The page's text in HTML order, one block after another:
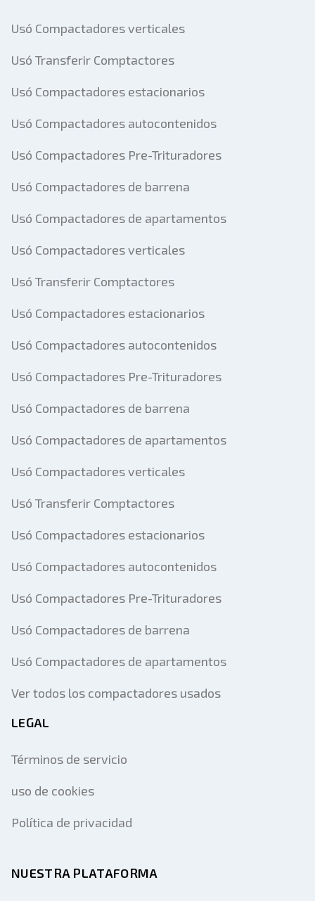
Usó Compactadores verticales
Usó Transferir Comptactores
Usó Compactadores estacionarios
Usó Compactadores autocontenidos
Usó Compactadores Pre-Trituradores
Usó Compactadores de barrena
Usó Compactadores de apartamentos
Usó Compactadores verticales
Usó Transferir Comptactores
Usó Compactadores estacionarios
Usó Compactadores autocontenidos
Usó Compactadores Pre-Trituradores
Usó Compactadores de barrena
Usó Compactadores de apartamentos
Usó Compactadores verticales
Usó Transferir Comptactores
Usó Compactadores estacionarios
Usó Compactadores autocontenidos
Usó Compactadores Pre-Trituradores
Usó Compactadores de barrena
Usó Compactadores de apartamentos
Ver todos los compactadores usados
LEGAL
Términos de servicio
uso de cookies
Política de privacidad
NUESTRA PLATAFORMA